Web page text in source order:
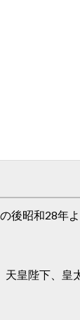
昭和28年
皇陛下、